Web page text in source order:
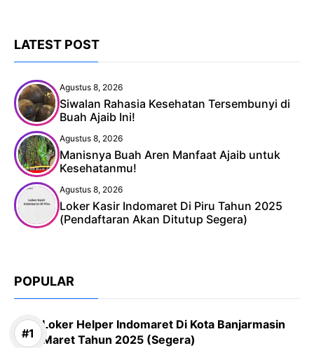
LATEST POST
Agustus 8, 2026
Siwalan Rahasia Kesehatan Tersembunyi di
Buah Ajaib Ini!
Agustus 8, 2026
Manisnya Buah Aren Manfaat Ajaib untuk
Kesehatanmu!
Agustus 8, 2026
Loker Kasir Indomaret Di Piru Tahun 2025
(Pendaftaran Akan Ditutup Segera)
POPULAR
Loker Helper Indomaret Di Kota Banjarmasin
Maret Tahun 2025 (Segera)